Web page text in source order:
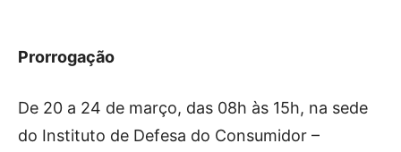
Prorrogação
De 20 a 24 de março, das 08h às 15h, na sede
do Instituto de Defesa do Consumidor –